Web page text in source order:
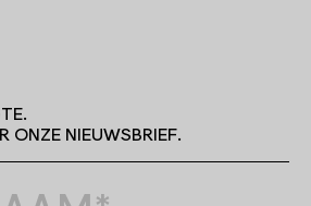
ONZE NIEUWSBRIEF.